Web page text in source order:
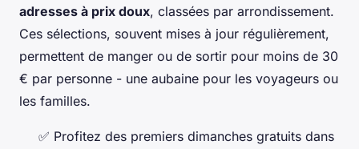
adresses à prix doux, classées par arrondissement.
Ces sélections, souvent mises à jour régulièrement,
permettent de manger ou de sortir pour moins de 30
€ par personne - une aubaine pour les voyageurs ou
les familles.
✅ Profitez des premiers dimanches gratuits dans